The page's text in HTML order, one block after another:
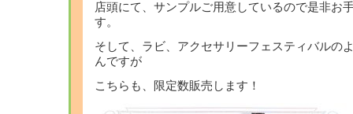
店頭にて、サンプルご用意しているので是非お
す。
そして、ラビ、アクセサリーフェスティバルの
んですが
こちらも、限定数販売します！